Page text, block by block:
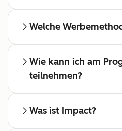
Welche
Wie kann ich am
teilnehmen?
Was ist Impact?